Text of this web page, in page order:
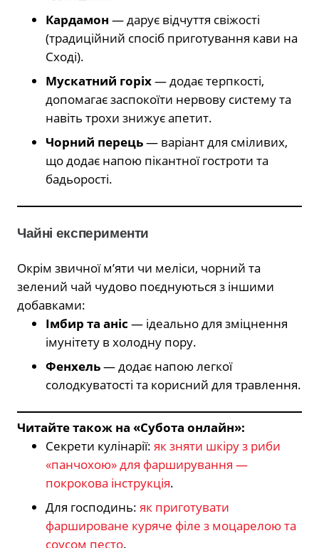
Кардамон — дарує відчуття свіжості
(традиційний спосіб приготування кави на
Сході).
Мускатний горіх— додає терпкості,
допомагає заспокоїти нервову систему та
навіть трохи знижує апетит.
Чорний перець— варіант для сміливих,
що додає напою пікантної гостроти та
бадьорості.
Чайні експерименти
Окрім звичної м’яти чи меліси, чорний та
зелений чай чудово поєднуються з іншими
добавками:
Імбир та аніс — ідеально для зміцнення
імунітету в холодну пору.
Фенхель— додає напою легкої
солодкуватості та корисний для травлення.
Читайте також на «Субота онлайн»:
Секрети кулінарії: як зняти шкіру з риби
«панчохою» для фарширування —
покрокова інструкція.
Для господинь: як приготувати
фаршироване куряче філе з моцарелою та
соусом песто.